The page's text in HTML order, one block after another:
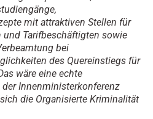
mit attraktiven Stellen für
und Tarifbeschäftigten sowie
bei
des Quereinstiegs für
wäre eine echte
Innenministerkonferenz
die Organisierte Kriminalität